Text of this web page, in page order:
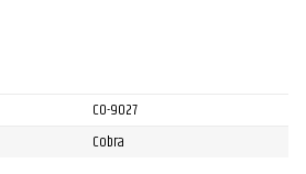
CO-9027
Cobra